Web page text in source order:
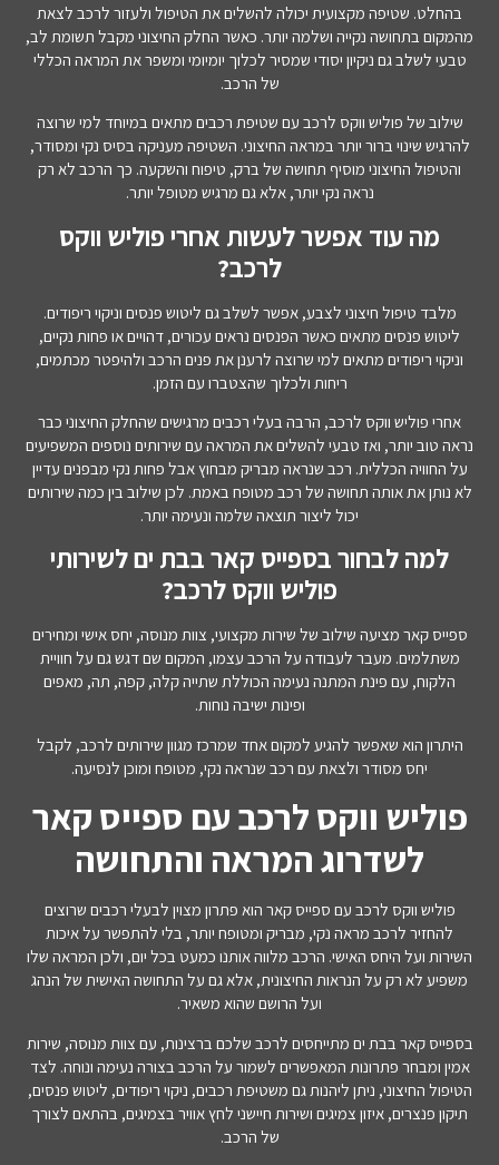
בהחלט. שטיפה מקצועית יכולה להשלים את הטיפול ולעזור לרכב לצאת
מהמקום בתחושה נקייה ושלמה יותר. כאשר החלק החיצוני מקבל תשומת לב,
טבעי לשלב גם ניקיון יסודי שמסיר לכלוך יומיומי ומשפר את המראה הכללי
של הרכב.
שילוב של פוליש ווקס לרכב עם שטיפת רכבים מתאים במיוחד למי שרוצה
להרגיש שינוי ברור יותר במראה החיצוני. השטיפה מעניקה בסיס נקי ומסודר,
והטיפול החיצוני מוסיף תחושה של ברק, טיפוח והשקעה. כך הרכב לא רק
נראה נקי יותר, אלא גם מרגיש מטופל יותר.
מה עוד אפשר לעשות אחרי פוליש ווקס
לרכב?
מלבד טיפול חיצוני לצבע, אפשר לשלב גם ליטוש פנסים וניקוי ריפודים.
ליטוש פנסים מתאים כאשר הפנסים נראים עכורים, דהויים או פחות נקיים,
וניקוי ריפודים מתאים למי שרוצה לרענן את פנים הרכב ולהיפטר מכתמים,
ריחות ולכלוך שהצטברו עם הזמן.
אחרי פוליש ווקס לרכב, הרבה בעלי רכבים מרגישים שהחלק החיצוני כבר
נראה טוב יותר, ואז טבעי להשלים את המראה עם שירותים נוספים המשפיעים
על החוויה הכללית. רכב שנראה מבריק מבחוץ אבל פחות נקי מבפנים עדיין
לא נותן את אותה תחושה של רכב מטופח באמת. לכן שילוב בין כמה שירותים
יכול ליצור תוצאה שלמה ונעימה יותר.
למה לבחור בספייס קאר בבת ים לשירותי
פוליש ווקס לרכב?
ספייס קאר מציעה שילוב של שירות מקצועי, צוות מנוסה, יחס אישי ומחירים
משתלמים. מעבר לעבודה על הרכב עצמו, המקום שם דגש גם על חוויית
הלקוח, עם פינת המתנה נעימה הכוללת שתייה קלה, קפה, תה, מאפים
ופינות ישיבה נוחות.
היתרון הוא שאפשר להגיע למקום אחד שמרכז מגוון שירותים לרכב, לקבל
יחס מסודר ולצאת עם רכב שנראה נקי, מטופח ומוכן לנסיעה.
פוליש ווקס לרכב עם ספייס קאר
לשדרוג המראה והתחושה
פוליש ווקס לרכב עם ספייס קאר הוא פתרון מצוין לבעלי רכבים שרוצים
להחזיר לרכב מראה נקי, מבריק ומטופח יותר, בלי להתפשר על איכות
השירות ועל היחס האישי. הרכב מלווה אותנו כמעט בכל יום, ולכן המראה שלו
משפיע לא רק על הנראות החיצונית, אלא גם על התחושה האישית של הנהג
ועל הרושם שהוא משאיר.
בספייס קאר בבת ים מתייחסים לרכב שלכם ברצינות, עם צוות מנוסה, שירות
אמין ומבחר פתרונות המאפשרים לשמור על הרכב בצורה נעימה ונוחה. לצד
הטיפול החיצוני, ניתן ליהנות גם משטיפת רכבים, ניקוי ריפודים, ליטוש פנסים,
תיקון פנצרים, איזון צמיגים ושירות חיישני לחץ אוויר בצמיגים, בהתאם לצורך
של הרכב.